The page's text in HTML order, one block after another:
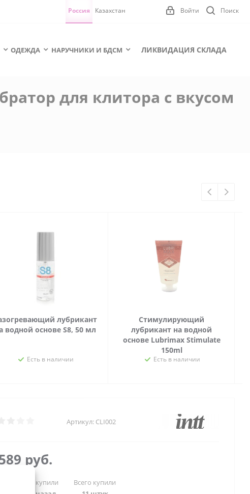
Поиск
Войти
Россия Казахстан
ОДЕЖДА НАРУЧНИКИ И БДСМ ЛИКВИДАЦИЯ СКЛАДА
для клитора с вкусом
лубрикант
водной основе S8, 50 мл
Есть в наличии
Стимулирующий
лубрикант на водной
основе Lubrimax Stimulate
150ml
Есть в наличии
Артикул: CLI002
руб.
раз купили
Всего купили